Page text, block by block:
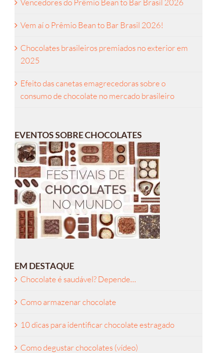
Vem aí o Prêmio Bean to Bar Brasil 2026!
Chocolates brasileiros premiados no exterior em
2025
Efeito das canetas emagrecedoras sobre o
consumo de chocolate no mercado brasileiro
EVENTOS SOBRE CHOCOLATES
EM DESTAQUE
Chocolate é saudável? Depende…
Como armazenar chocolate
10 dicas para identificar chocolate estragado
Como degustar chocolates (vídeo)